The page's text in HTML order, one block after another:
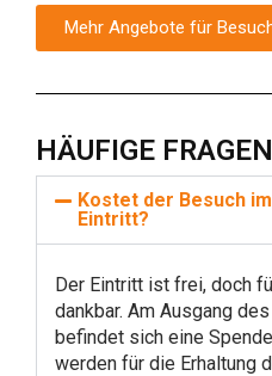
Mehr Angebote für
HÄUFIGE FRAGEN
Kostet der Besuch
Eintritt?
Der Eintritt ist frei, doch
dankbar. Am Ausgang
befindet sich eine
werden für die Erhaltung